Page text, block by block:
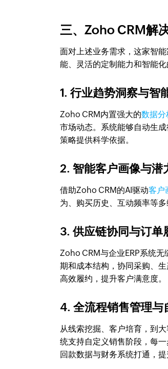
三、Zoho CRM解
面对上述业务需求，这家智
能、灵活的定制能力和智能
1. 行业趋势洞察与智
Zoho CRM内置强大的数据
市场动态。系统能够自动生
策略提供科学依据。
2. 智能客户画像与潜
借助Zoho CRM的AI驱动客户
为、购买历史、互动频率等
3. 供应链协同与订单
Zoho CRM与企业ERP系统
期和成本结构，协同采购、
高效履约，提升客户满意度。
4. 全流程销售管理与
从线索挖掘、客户培育，到
统支持自定义销售阶段，每
回款数据与财务系统打通，提